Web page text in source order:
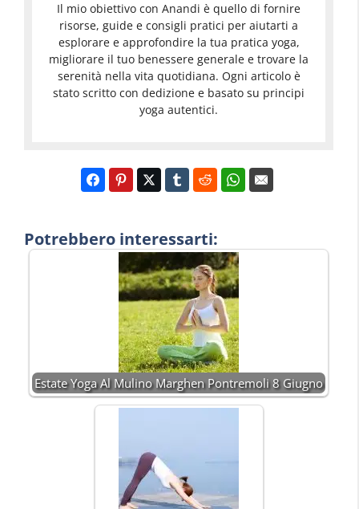
Il mio obiettivo con Anandi è quello di fornire
risorse, guide e consigli pratici per aiutarti a
esplorare e approfondire la tua pratica yoga,
migliorare il tuo benessere generale e trovare la
serenità nella vita quotidiana. Ogni articolo è
stato scritto con dedizione e basato su principi
yoga autentici.
Potrebbero interessarti:
Estate Yoga Al Mulino Marghen Pontremoli 8 Giugno